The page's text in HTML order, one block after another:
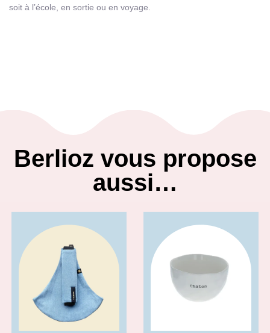
soit à l’école, en sortie ou en voyage.
Berlioz vous propose
aussi…